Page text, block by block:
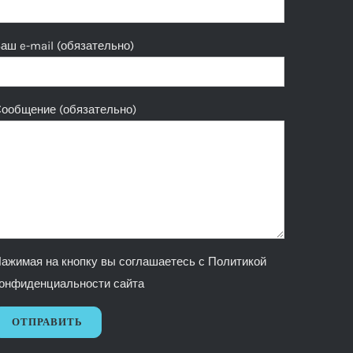
e-mail (обязательно)
(обязательно)
на кнопку вы соглашаетесь с Политикой
сайта